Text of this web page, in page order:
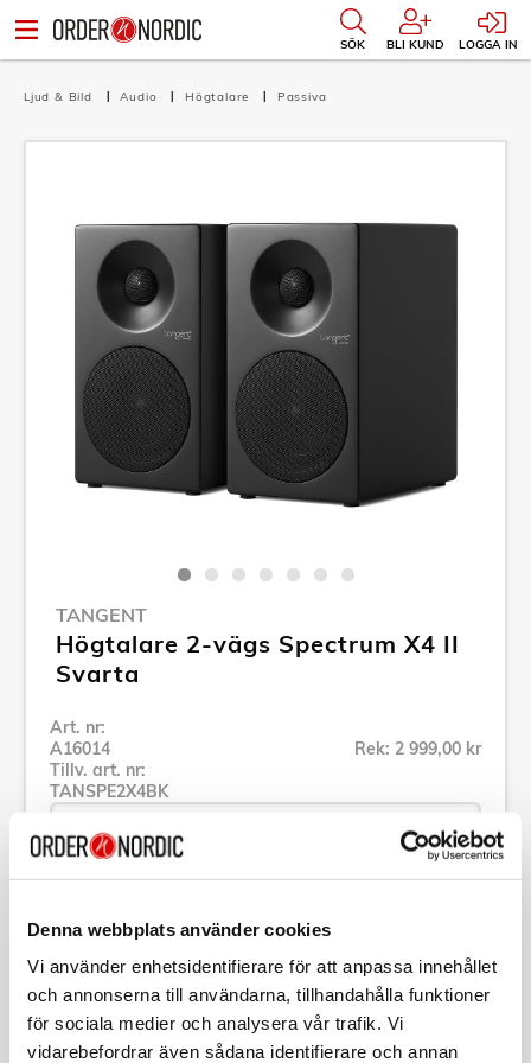
Denna webbplats använder cookies
Vi använder enhetsidentifierare för att anpassa innehållet
och annonserna till användarna, tillhandahålla funktioner
för sociala medier och analysera vår trafik. Vi
vidarebefordrar även sådana identifierare och annan
SÖK BLI KUND LOGGA IN
Ljud & Bild Audio Högtalare Passiva
TANGENT
Högtalare 2-vägs Spectrum X4 II
Svarta
Art. nr:
A16014
Tillv. art. nr:
TANSPE2X4BK
Rek: 2 999,00 kr
Se alla produkter inom Tangent
Specifikation
Beskrivning